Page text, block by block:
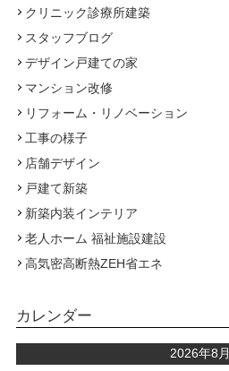
クリニック診療所建築
スタッフブログ
デザイン戸建ての家
マンション改修
リフォーム・リノベーション
工事の様子
店舗デザイン
戸建て新築
新築内装インテリア
老人ホーム 福祉施設建設
高気密高断熱ZEH省エネ
カレンダー
2026年8月